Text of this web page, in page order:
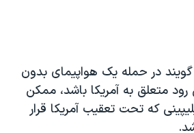
در حمله یک هواپیمای بدون
متعلق به آمریکا باشد، ممکن
که تحت تعقیب آمریکا قرار